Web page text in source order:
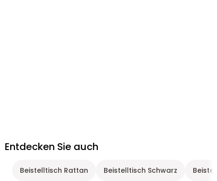
Entdecken Sie auch
Beistelltisch Rattan Beistelltisch Schwarz